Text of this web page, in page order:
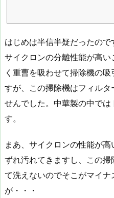
はじめは半信半疑だったの
サイクロンの分離性能が高
く重曹を吸わせて掃除機の
すが、この掃除機はフィル
せんでした。中華製の中では
す。
まあ、サイクロンの性能が
ずれ汚れてきますし、この
て洗えないのでそこがマイ
が・・・